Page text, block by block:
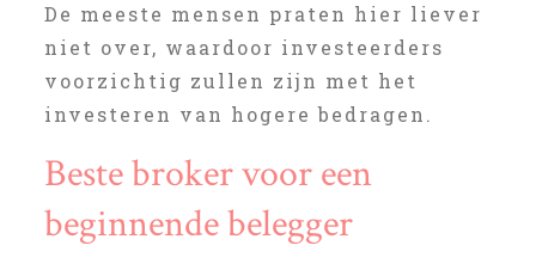
De meeste mensen praten hier liever
niet over, waardoor investeerders
voorzichtig zullen zijn met het
investeren van hogere bedragen.
Beste broker voor een
beginnende belegger